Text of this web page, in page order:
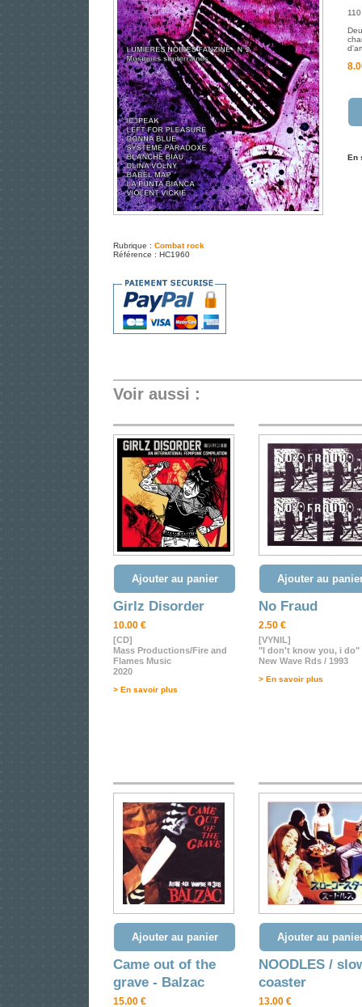
Rubrique : Combat rock
Référence : HC1960
En
Voir aussi :
Ajouter au panier
Girlz Disorder
10.00 €
[CD]
Mass Productions/Fire and
Flames Music
2020
> En savoir plus
Ajouter au
No Fraud
2.50 €
[VYNIL]
"I don't know you, i do"
New Wave Rds / 1993
> En savoir plus
Ajouter au panier
Came out of the
grave - Balzac
15.00 €
Ajouter au
NOODLES /
coaster
13.00 €